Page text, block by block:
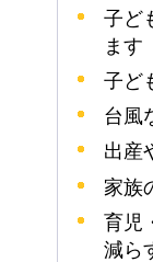
子ど
ます
子ど
台風
出産
家族
育児
減ら